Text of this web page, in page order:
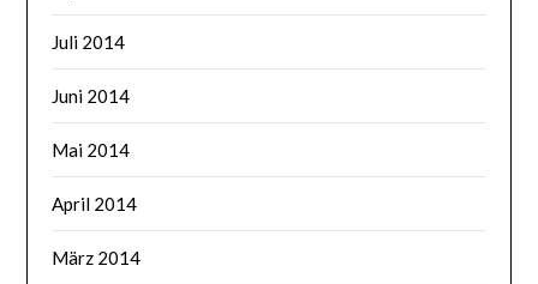
Juli 2014
Juni 2014
Mai 2014
April 2014
März 2014